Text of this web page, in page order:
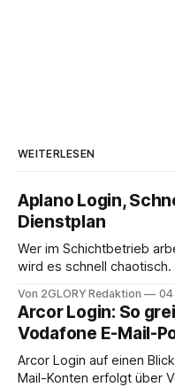
WEITERLESEN
Aplano Login,
Dienstplan
Wer im Schichtbetrieb
wird es schnell chaotisch.
abwesenheiten und die
Ihr personal digital zu
erfahren Sie alles, was
brauchen, von der
Von 2GLORY Redaktion 04
Arcor Login: So
Vodafone E-Mail-
Arcor Login auf einen Blick Die Anmeldung für alte Arcor-E-
Mail-Konten erfolgt über